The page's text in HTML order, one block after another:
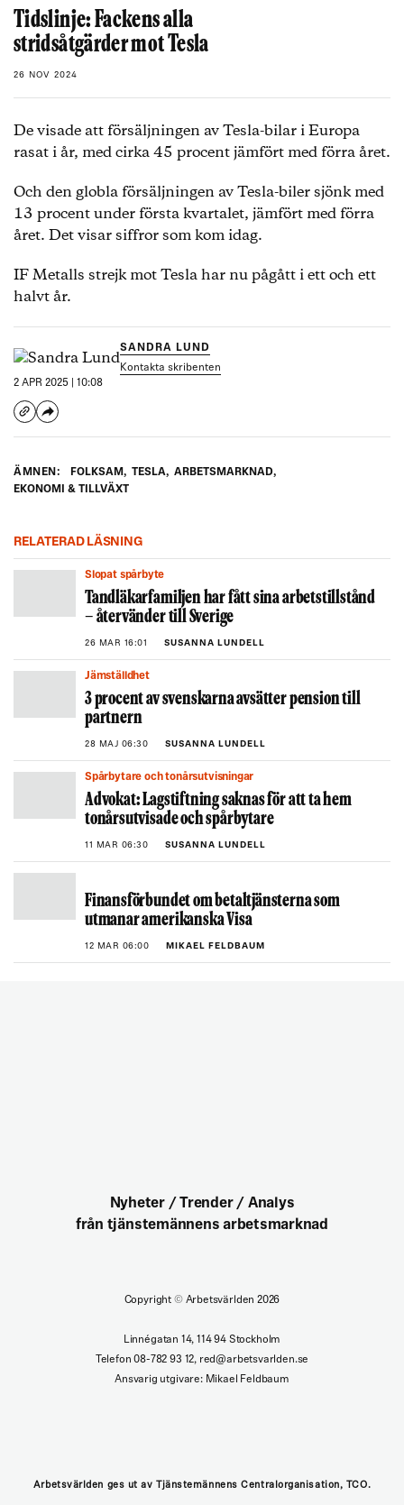
Tidslinje: Fackens alla
stridsåtgärder mot Tesla
26 NOV 2024
De visade att försäljningen av Tesla-bilar i Europa
rasat i år, med cirka 45 procent jämfört med förra året.
Och den globla försäljningen av Tesla-biler sjönk med
13 procent under första kvartalet, jämfört med förra
året. Det visar siffror som kom idag.
IF Metalls strejk mot Tesla har nu pågått i ett och ett
halvt år.
SANDRA LUND
Kontakta skribenten
2 APR 2025 | 10:08
ÄMNEN: FOLKSAM, TESLA, ARBETSMARKNAD,
EKONOMI & TILLVÄXT
RELATERAD LÄSNING
Slopat spårbyte
Tandläkarfamiljen har fått sina arbetstillstånd
– återvänder till Sverige
26 MAR 16:01 SUSANNA LUNDELL
Jämställdhet
3 procent av svenskarna avsätter pension till
partnern
28 MAJ 06:30 SUSANNA LUNDELL
Spårbytare och tonårsutvisningar
Advokat: Lagstiftning saknas för att ta hem
tonårsutvisade och spårbytare
11 MAR 06:30 SUSANNA LUNDELL
Finansförbundet om betaltjänsterna som
utmanar amerikanska Visa
12 MAR 06:00 MIKAEL FELDBAUM
Nyheter / Trender / Analys
från tjänstemännens arbetsmarknad
Copyright ©Arbetsvärlden 2026
Linnégatan 14, 114 94 Stockholm
Telefon 08-782 93 12, red@arbetsvarlden.se
Ansvarig utgivare: Mikael Feldbaum
Arbetsvärlden ges ut av Tjänstemännens Centralorganisation, TCO.